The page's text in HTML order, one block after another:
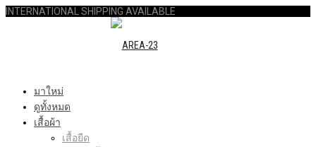
INTERNATIONAL SHIPPING AVAILABLE
มาใหม่
ดูทั้งหมด
เสื้อผ้า
เสื้อยืด